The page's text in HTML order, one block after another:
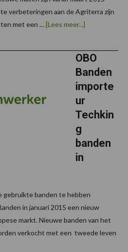
verbeteringen aan de Agriterra zijn
met een …[Lees meer...]
uit
OBO
Banden
importe
ur
Techkin
g
banden
in
gebruikte banden te hebben
in januari 2015 een nieuw
markt. Nieuwe banden van het
verkocht met een tweede leven